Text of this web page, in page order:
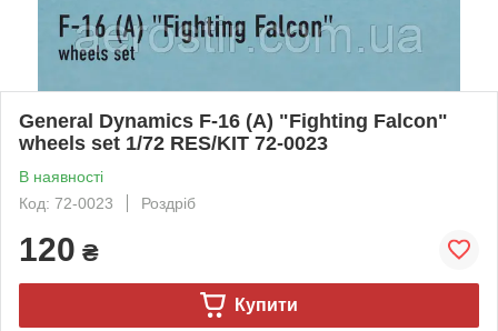
General Dynamics F-16 (A) "Fighting Falcon"
wheels set 1/72 RES/KIT 72-0023
В наявності
Код: 72-0023
Роздріб
120 ₴
Купити